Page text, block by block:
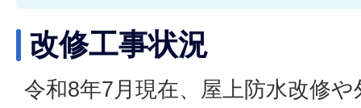
改修工事状況
令和8年7月現在、屋上防水改修